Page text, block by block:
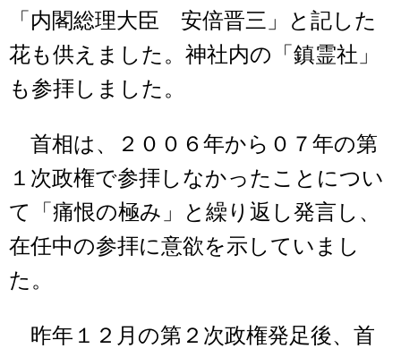
「内閣総理大臣 安倍晋三」と記した
花も供えました。神社内の「鎮霊社」
も参拝しました。
首相は、２００６年から０７年の第
１次政権で参拝しなかったことについ
て「痛恨の極み」と繰り返し発言し、
在任中の参拝に意欲を示していまし
た。
昨年１２月の第２次政権発足後、首